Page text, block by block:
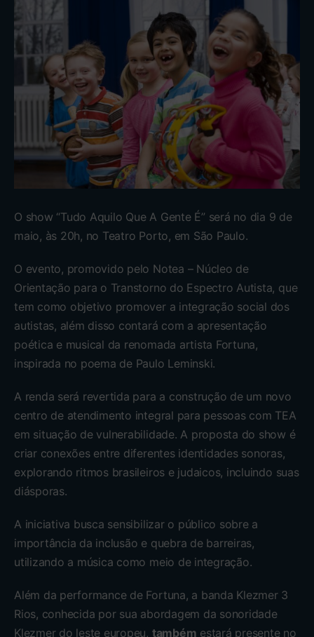
O show “Tudo Aquilo Que A Gente É” será no dia 9 de
maio, às 20h, no Teatro Porto, em São Paulo.
O evento, promovido pelo Notea – Núcleo de
Orientação para o Transtorno do Espectro Autista, que
tem como objetivo promover a integração social dos
autistas, além disso contará com a apresentação
poética e musical da renomada artista Fortuna,
inspirada no poema de Paulo Leminski.
A renda será revertida para a construção de um novo
centro de atendimento integral para pessoas com TEA
em situação de vulnerabilidade. A proposta do show é
criar conexões entre diferentes identidades sonoras,
explorando ritmos brasileiros e judaicos, incluindo suas
diásporas.
A iniciativa busca sensibilizar o público sobre a
importância da inclusão e quebra de barreiras,
utilizando a música como meio de integração.
Além da performance de Fortuna, a banda Klezmer 3
Rios, conhecida por sua abordagem da sonoridade
Klezmer do leste europeu, também estará presente no